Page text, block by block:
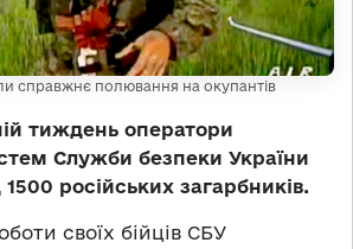
справжнє полювання на окупантів
тиждень оператори
Служби безпеки України
російських загарбників.
своїх бійців СБУ